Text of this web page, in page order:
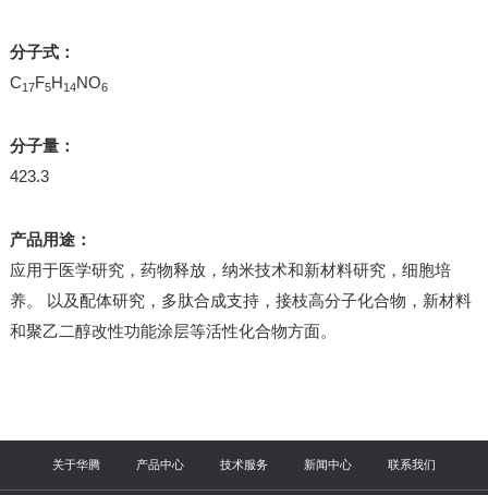
分子式：
C17F5H14NO6
分子量：
423.3
产品用途：
应用于医学研究，药物释放，纳米技术和新材料研究，细胞培
养。 以及配体研究，多肽合成支持，接枝高分子化合物，新材料
和聚乙二醇改性功能涂层等活性化合物方面。
关于华腾 产品中心 技术服务 新闻中心 联系我们